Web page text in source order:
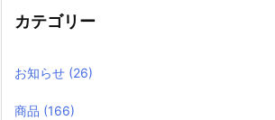
カテゴリー
お知らせ (26)
商品 (166)